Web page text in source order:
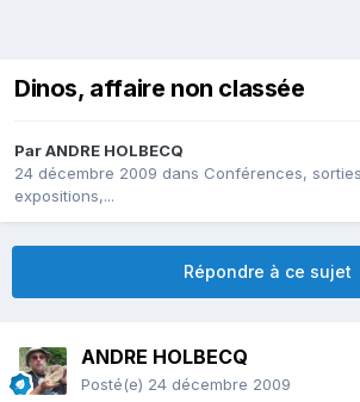
Dinos, affaire non classée
ParANDRE HOLBECQ
24 décembre 2009 dans Conférences,
expositions,...
Répondre à ce sujet
ANDRE HOLBECQ
Posté(e) 24 décembre 2009